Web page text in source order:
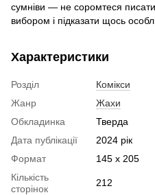
сумніви — не соромтеся
вибором і підказати щось
Характеристики
Розділ
Комікси
Жанр
Жахи
Обкладинка
Тверда
Дата публікації
2024 рік
Формат
145 x 205
Кількість
сторінок
212